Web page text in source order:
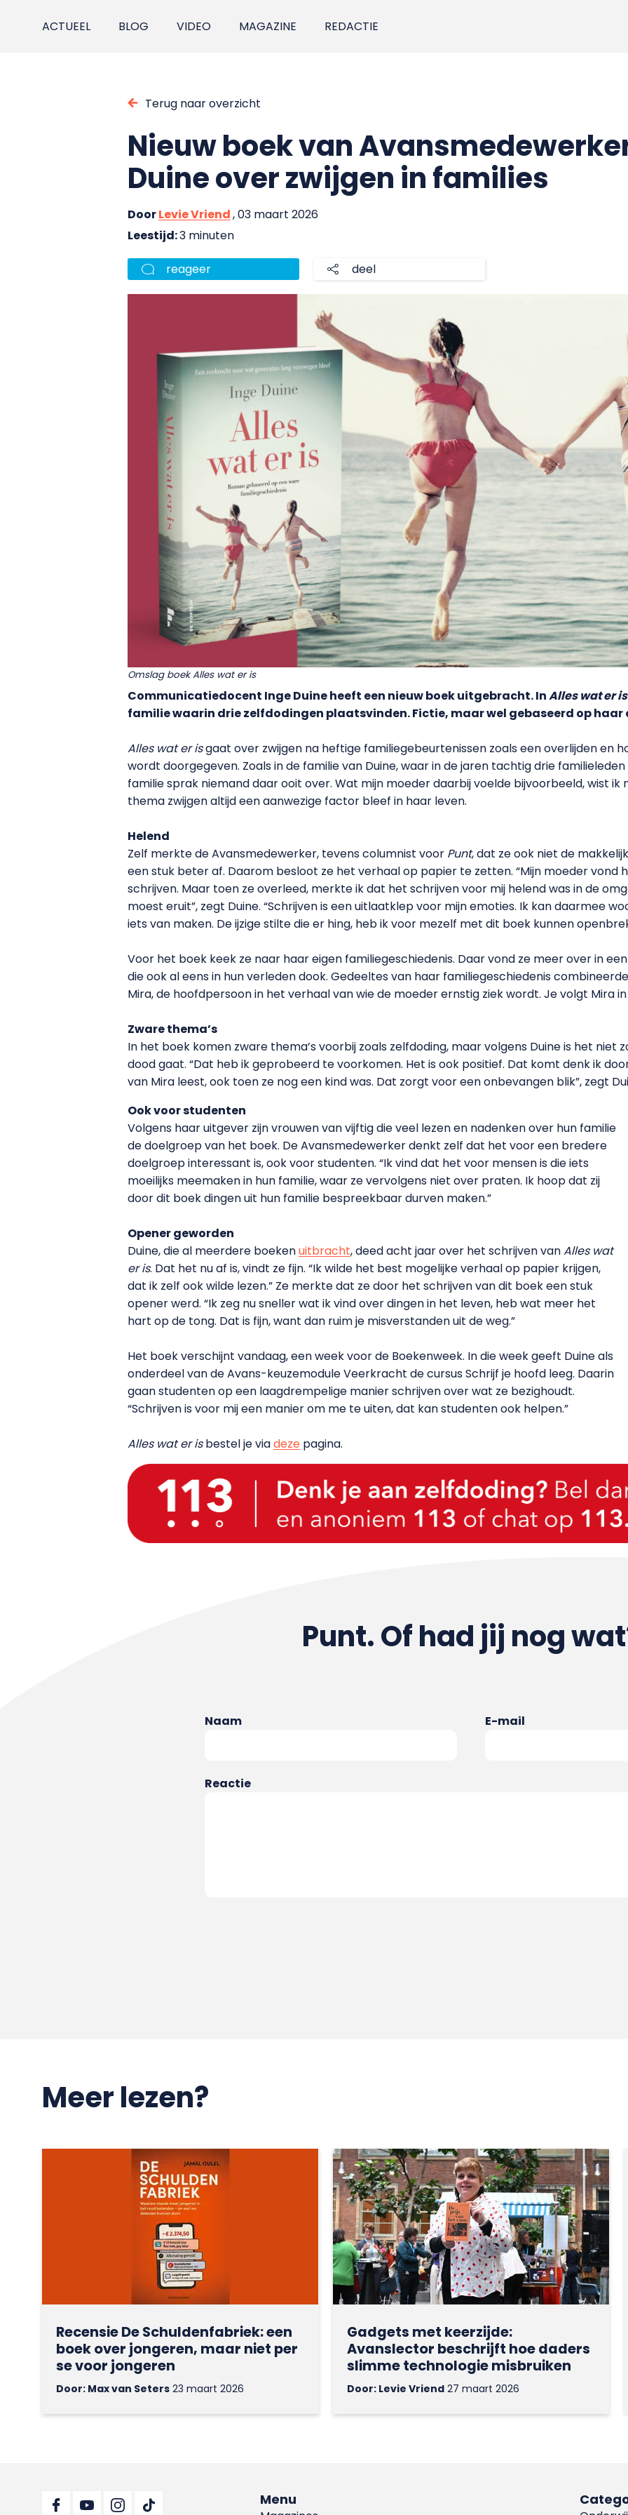
ACTUEEL BLOG VIDEO MAGAZINE REDACTIE
Terug naar overzicht
Nieuw boek van
Duine over zwijgen in families
DoorLevie Vriend, 03 maart 2026
Leestijd:3 minuten
reageer deel
Omslag boek Alles wat er is
Communicatiedocent Inge Duine heeft een nieuw boek uitgebracht. InAlles wat er is
familie waarin drie zelfdodingen plaatsvinden. Fictie, maar wel gebaseerd op haar
Alles wat er isgaat over zwijgen na heftige familiegebeurtenissen zoals een overlijden en
wordt doorgegeven. Zoals in de familie van Duine, waar in de jaren tachtig drie
familie sprak niemand daar ooit over. Wat mijn moeder daarbij voelde bijvoorbeeld, wist ik
thema zwijgen altijd een aanwezige factor bleef in haar leven.
Helend
Zelf merkte de Avansmedewerker, tevens columnist voor Punt, dat ze ook niet de
een stuk beter af. Daarom besloot ze het verhaal op papier te zetten. “Mijn moeder vond
schrijven. Maar toen ze overleed, merkte ik dat het schrijven voor mij helend was in de
moest eruit”, zegt Duine. “Schrijven is een uitlaatklep voor mijn emoties. Ik kan daarmee
iets van maken. De ijzige stilte die er hing, heb ik voor mezelf met dit boek kunnen
Voor het boek keek ze naar haar eigen familiegeschiedenis. Daar vond ze meer over in
die ook al eens in hun verleden dook. Gedeeltes van haar familiegeschiedenis
Mira, de hoofdpersoon in het verhaal van wie de moeder ernstig ziek wordt. Je volgt Mira
Zware thema’s
In het boek komen zware thema’s voorbij zoals zelfdoding, maar volgens Duine is het niet
dood gaat. “Dat heb ik geprobeerd te voorkomen. Het is ook positief. Dat komt denk ik
van Mira leest, ook toen ze nog een kind was. Dat zorgt voor een onbevangen blik”, zegt
Ook voor studenten
Volgens haar uitgever zijn vrouwen van vijftig die veel lezen en nadenken over hun familie
de doelgroep van het boek. De Avansmedewerker denkt zelf dat het voor een bredere
doelgroep interessant is, ook voor studenten. “Ik vind dat het voor mensen is die iets
moeilijks meemaken in hun familie, waar ze vervolgens niet over praten. Ik hoop dat zij
door dit boek dingen uit hun familie bespreekbaar durven maken.”
Opener geworden
Duine, die al meerdere boekenuitbracht, deed acht jaar over het schrijven vanAlles wat
er is. Dat het nu af is, vindt ze fijn. “Ik wilde het best mogelijke verhaal op papier krijgen,
dat ik zelf ook wilde lezen.” Ze merkte dat ze door het schrijven van dit boek een stuk
opener werd. “Ik zeg nu sneller wat ik vind over dingen in het leven, heb wat meer het
hart op de tong. Dat is fijn, want dan ruim je misverstanden uit de weg.”
Het boek verschijnt vandaag, een week voor de Boekenweek. In die week geeft Duine als
onderdeel van de Avans-keuzemodule Veerkracht de cursus Schrijf je hoofd leeg. Daarin
gaan studenten op een laagdrempelige manier schrijven over wat ze bezighoudt.
“Schrijven is voor mij een manier om me te uiten, dat kan studenten ook helpen.”
Alles wat er isbestel je viadeze pagina.
Punt. Of had jij nog
Naam E-mail
Reactie
Meer lezen?
Recensie De Schuldenfabriek: een
boek over jongeren, maar niet per
se voor jongeren
Door: Max van Seters 23 maart 2026
Gadgets met keerzijde:
Avanslector beschrijft hoe daders
slimme technologie misbruiken
Door: Levie Vriend27 maart 2026
Menu